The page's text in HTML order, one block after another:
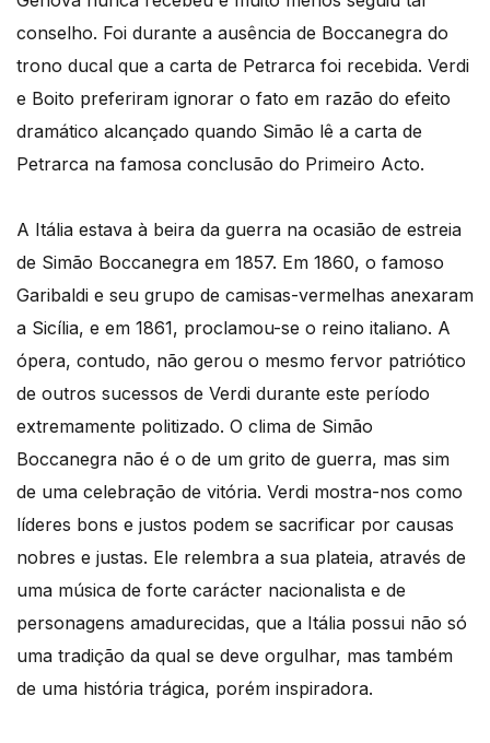
conselho. Foi durante a ausência de Boccanegra do
trono ducal que a carta de Petrarca foi recebida. Verdi
e Boito preferiram ignorar o fato em razão do efeito
dramático alcançado quando Simão lê a carta de
Petrarca na famosa conclusão do Primeiro Acto.
A Itália estava à beira da guerra na ocasião de estreia
de Simão Boccanegra em 1857. Em 1860, o famoso
Garibaldi e seu grupo de camisas-vermelhas anexaram
a Sicília, e em 1861, proclamou-se o reino italiano. A
ópera, contudo, não gerou o mesmo fervor patriótico
de outros sucessos de Verdi durante este período
extremamente politizado. O clima de Simão
Boccanegra não é o de um grito de guerra, mas sim
de uma celebração de vitória. Verdi mostra-nos como
líderes bons e justos podem se sacrificar por causas
nobres e justas. Ele relembra a sua plateia, através de
uma música de forte carácter nacionalista e de
personagens amadurecidas, que a Itália possui não só
uma tradição da qual se deve orgulhar, mas também
de uma história trágica, porém inspiradora.